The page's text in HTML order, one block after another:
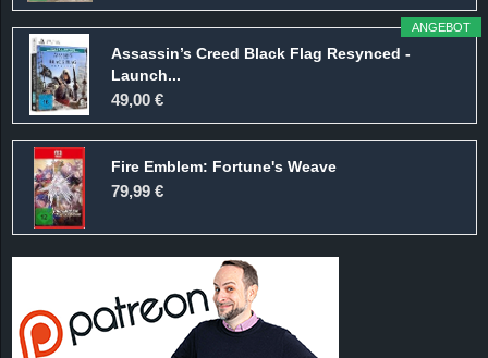
ANGEBOT
Assassin’s Creed Black Flag Resynced -
Launch...
49,00 €
Fire Emblem: Fortune's Weave
79,99 €